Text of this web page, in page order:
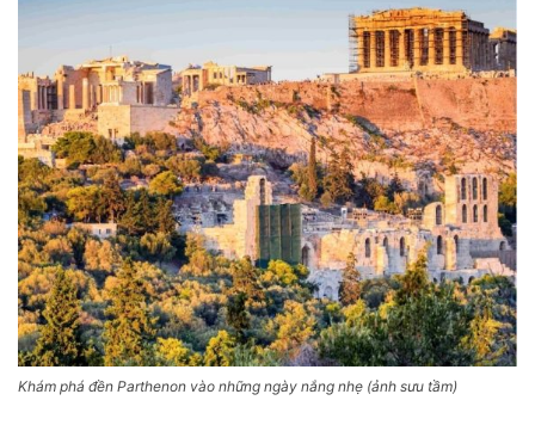
Khám phá đền Parthenon vào những ngày nắng nhẹ (ảnh sưu tầm)